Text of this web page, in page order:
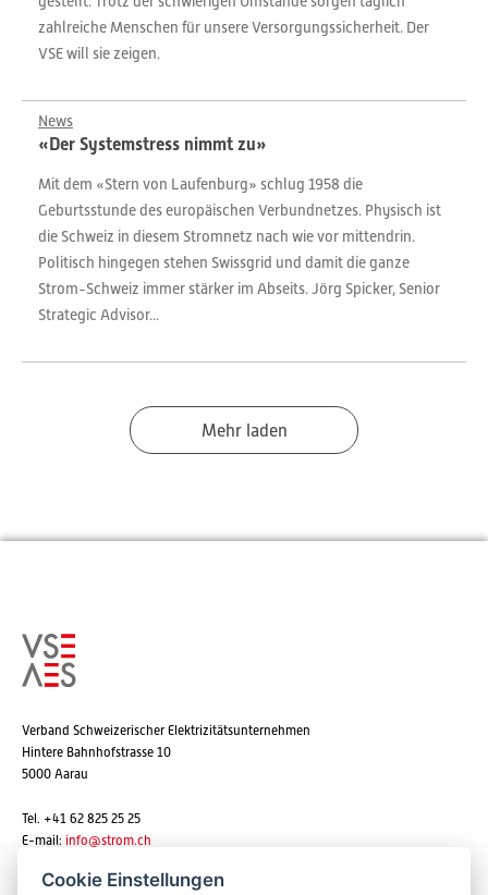
zahlreiche Menschen für unsere Versorgungssicherheit. Der
VSE will sie zeigen.
News
«Der Systemstress nimmt zu»
Mit dem «Stern von Laufenburg» schlug 1958 die
Geburtsstunde des europäischen Verbundnetzes. Physisch ist
die Schweiz in diesem Stromnetz nach wie vor mittendrin.
Politisch hingegen stehen Swissgrid und damit die ganze
Strom-Schweiz immer stärker im Abseits. Jörg Spicker, Senior
Strategic Advisor...
Mehr laden
Verband Schweizerischer Elektrizitätsunternehmen
Hintere Bahnhofstrasse 10
5000 Aarau
Tel. +41 62 825 25 25
E-mail: info@strom.ch
Cookie Einstellungen